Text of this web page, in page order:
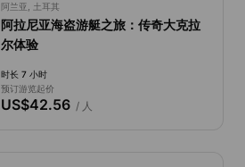
阿兰亚, 土耳其
阿拉尼亚海盗游艇之旅：传奇大克拉
尔体验
时长 7 小时
预订游览起价
US$42.56/ 人